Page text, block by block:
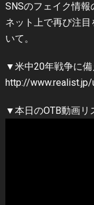
SNSのフェイク情報
ネット上で再び注
いて。
▼米中20年戦争に
http://
▼本日のOTB動画リ